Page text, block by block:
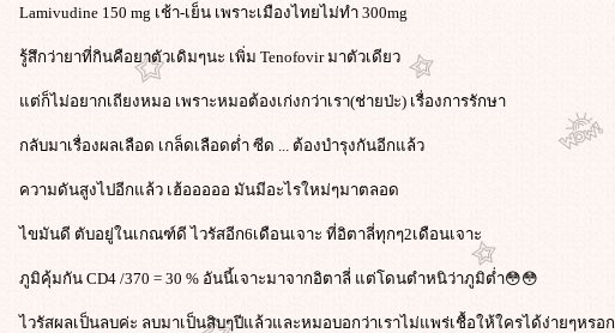
Lamivudine 150 mg เช้า-เย็น เพราะเมืองไทยไม่ทำ 300mg
รู้สึกว่ายาที่กินคือยาตัวเดิมๆนะ เพิ่ม Tenofovir มาตัวเดียว
ต่ก็ไม่อยากเถียงหมอ เพราะหมอต้องเก่งกว่าเรา(ช่ายป่ะ) เรื่องการรักษา
กลับมาเรื่องผลเลือด เกล็ดเลือดต่ำ ซีด ... ต้องบำรุงกันอีกแล้ว
ความดันสูงไปอีกแล้ว เฮ้อออออ มันมีอะไรใหม่ๆมาตลอด
ไขมันดี ตับอยู่ในเกณฑ์ดี ไวรัสอีก6เดือนเจาะ ที่อิตาลี่ทุกๆ2เดือนเจาะ
ภูมิคุ้มกัน CD4 /370 = 30 % อันนี้เจาะมาจากอิตาลี่ แต่โดนตำหนิว่าภูมิต่ำ😳😳
ไวรัสผลเป็นลบค่ะ ลบมาเป็นสิบๆปีแล้วและหมอบอกว่าเราไม่แพร่เชื้อให้ใครได้ง่ายๆหรอก